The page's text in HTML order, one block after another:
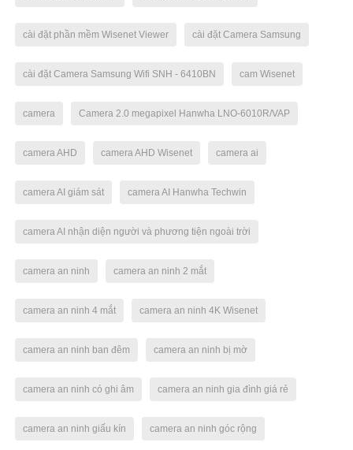
cài đặt phần mềm Wisenet Viewer cài đặt Camera Samsung
cài đặt Camera Samsung Wifi SNH - 6410BN cam Wisenet
camera Camera 2.0 megapixel Hanwha LNO-6010R/VAP
camera AHD camera AHD Wisenet camera ai
camera AI giám sát camera AI Hanwha Techwin
camera AI nhận diện người và phương tiện ngoài trời
camera an ninh camera an ninh 2 mắt
camera an ninh 4 mắt camera an ninh 4K Wisenet
camera an ninh ban đêm camera an ninh bị mờ
camera an ninh có ghi âm camera an ninh gia đình giá rẻ
camera an ninh giấu kín camera an ninh góc rộng